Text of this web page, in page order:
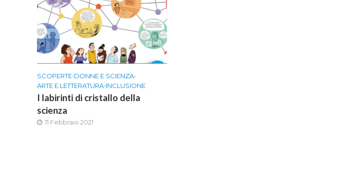
SCOPERTE•DONNE E SCIENZA•
ARTE E LETTERATURA•INCLUSIONE
I labirinti di cristallo della
scienza
11 Febbraio 2021